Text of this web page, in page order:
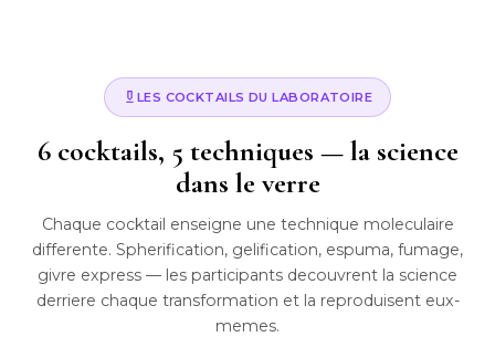
LES COCKTAILS DU LABORATOIRE
6 cocktails, 5 techniques — la science
dans le verre
Chaque cocktail enseigne une technique moleculaire
differente. Spherification, gelification, espuma, fumage,
givre express — les participants decouvrent la science
derriere chaque transformation et la reproduisent eux-
memes.